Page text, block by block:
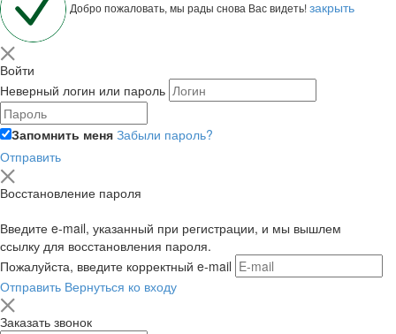
Добро пожаловать, мы рады снова Вас видеть!закрыть
Войти
Неверный логин или пароль
Запомнить меня Забыли пароль?
Отправить
Восстановление пароля
Введите e-mail, указанный при регистрации, и мы вышлем
ссылку для восстановления пароля.
Пожалуйста, введите корректный e-mail
Отправить Вернуться ко входу
Заказать звонок